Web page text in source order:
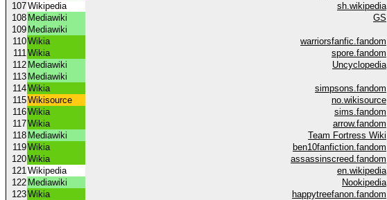
107Wikipedia sh.wikipedia
108 Mediawiki GS
109 Mediawiki
110Wikia warriorsfanfic.fandom
111Wikia spore.fandom
112 Mediawiki Uncyclopedia
113 Mediawiki
114Wikia simpsons.fandom
115Wikisource no.wikisource
116Wikia sims.fandom
117Wikia arrow.fandom
118 Mediawiki Team Fortress Wiki
119Wikia ben10fanfiction.fandom
120Wikia assassinscreed.fandom
121Wikipedia en.wikipedia
122 Mediawiki Nookipedia
123Wikia happytreefanon.fandom